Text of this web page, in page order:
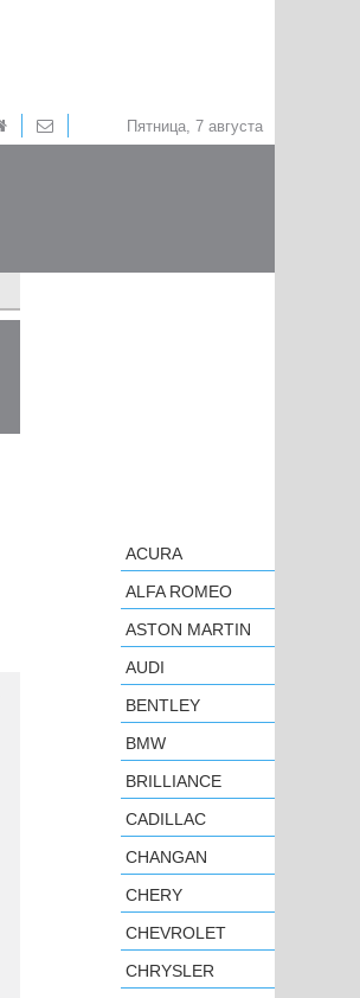
Пятница, 7 августа
ACURA
ALFA ROMEO
ASTON MARTIN
AUDI
BENTLEY
BMW
BRILLIANCE
CADILLAC
CHANGAN
CHERY
CHEVROLET
CHRYSLER